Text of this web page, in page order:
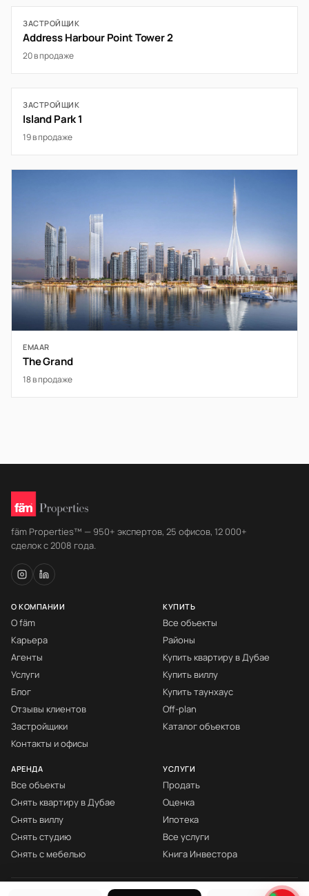
ЗАСТРОЙЩИК
Address Harbour Point Tower 2
20 в продаже
ЗАСТРОЙЩИК
Island Park 1
19 в продаже
EMAAR
The Grand
18 в продаже
fäm Properties™ — 950+ экспертов, 25 офисов, 12 000+
сделок с 2008 года.
О КОМПАНИИ
О fäm
Карьера
Агенты
Услуги
Блог
Отзывы клиентов
Застройщики
Контакты и офисы
КУПИТЬ
Все объекты
Районы
Купить квартиру в Дубае
Купить виллу
Купить таунхаус
Off-plan
Каталог объектов
АРЕНДА
Все объекты
Снять квартиру в Дубае
Снять виллу
Снять студию
Снять с мебелью
УСЛУГИ
Продать
Оценка
Ипотека
Все услуги
Книга Инвестора